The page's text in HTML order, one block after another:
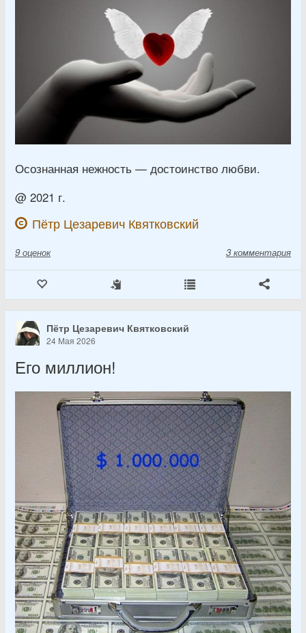
Осознанная нежность — достоинство любви.
@ 2021 г.
Пётр Цезаревич Квятковский
9 оценок 3 комментария
Пётр Цезаревич Квятковский
24 Мая 2026
Его миллион!